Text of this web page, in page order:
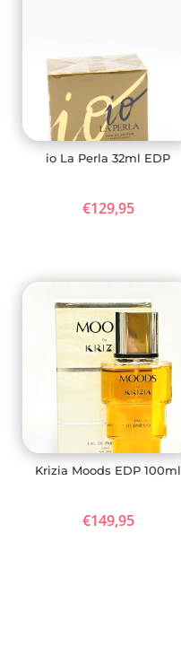
io La Perla 32ml EDP
€129,95
Krizia Moods EDP 100ml
€149,95